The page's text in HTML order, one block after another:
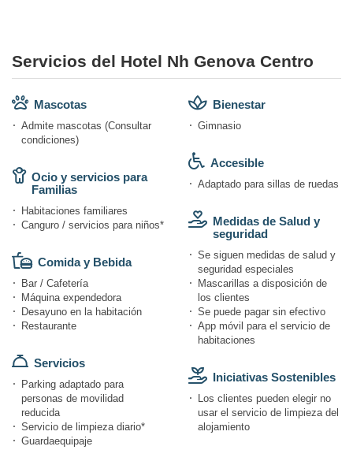
Servicios del Hotel Nh Genova Centro
Mascotas
Admite mascotas (Consultar
condiciones)
Ocio y servicios para
Familias
Habitaciones familiares
Canguro / servicios para niños*
Comida y Bebida
Bar / Cafetería
Máquina expendedora
Desayuno en la habitación
Restaurante
Servicios
Parking adaptado para
personas de movilidad
reducida
Servicio de limpieza diario*
Guardaequipaje
Bienestar
Gimnasio
Accesible
Adaptado para sillas de ruedas
Medidas de Salud y
seguridad
Se siguen medidas de salud y
seguridad especiales
Mascarillas a disposición de
los clientes
Se puede pagar sin efectivo
App móvil para el servicio de
habitaciones
Iniciativas Sostenibles
Los clientes pueden elegir no
usar el servicio de limpieza del
alojamiento